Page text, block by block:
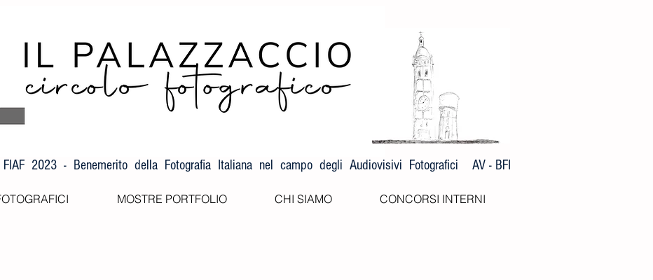
FIAF 2023 - Benemerito della Fotografia Italiana nel campo degli Audiovisivi Fotografici AV - BFI
MOSTRE PORTFOLIO CHI SIAMO CONCORSI INTERNI